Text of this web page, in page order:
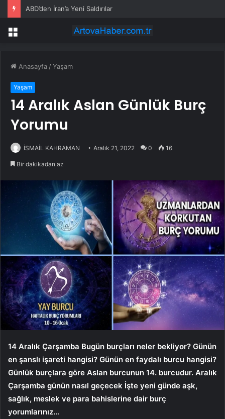
ABD’den İran’a Yeni Saldırılar
Menü
Anasayfa /Yaşam
Yaşam
14 Aralık Aslan Günlük Burç
Yorumu
İSMAİL KAHRAMAN Aralık 21, 2022 0 16
Bir dakikadan az
14 Aralık Çarşamba Bugün burçları neler bekliyor? Günün
en şanslı işareti hangisi? Günün en faydalı burcu hangisi?
Günlük burçlara göre Aslan burcunun 14. burcudur. Aralık
Çarşamba günün nasıl geçecek İşte yeni günde aşk,
sağlık, meslek ve para bahislerine dair burç
yorumlarınız…